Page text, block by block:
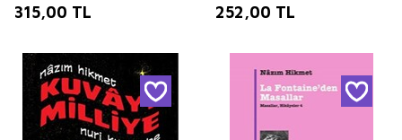
315,00 TL 252,00 TL